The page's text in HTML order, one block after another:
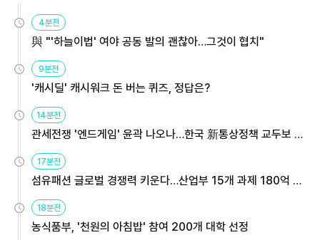
4분전
與 "'하늘이법' 여야 공동 발의 괜찮아…그것이 협치"
9분전
'캐시딜' 캐시워크 돈 버는 퀴즈, 정답은?
14분전
관세전쟁 '엔드게임' 윤곽 나오나…한국 新통상정책 교두보 활
용해야
17분전
섬유패션 글로벌 경쟁력 키운다…산업부 15개 과제 180억 지
원
18분전
농식품부, '천원의 아침밥' 참여 200개 대학 선정